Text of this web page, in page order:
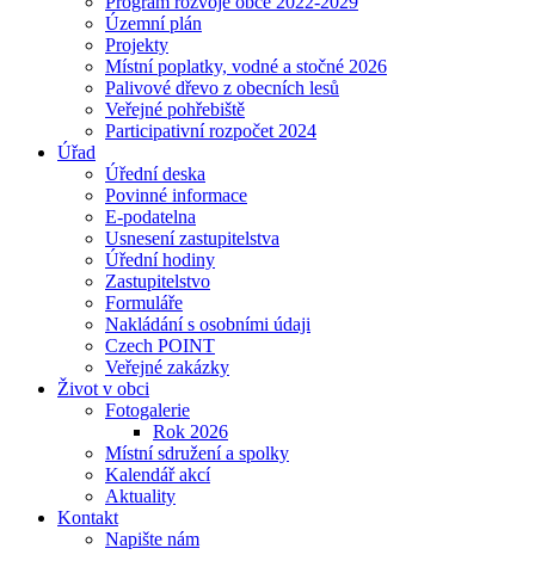
Územní plán
Projekty
Místní poplatky, vodné a stočné 2026
Palivové dřevo z obecních lesů
Veřejné pohřebiště
Participativní rozpočet 2024
Úřad
Úřední deska
Povinné informace
E-podatelna
Usnesení zastupitelstva
Úřední hodiny
Zastupitelstvo
Formuláře
Nakládání s osobními údaji
Czech POINT
Veřejné zakázky
Život v obci
Fotogalerie
Rok 2026
Místní sdružení a spolky
Kalendář akcí
Aktuality
Kontakt
Napište nám